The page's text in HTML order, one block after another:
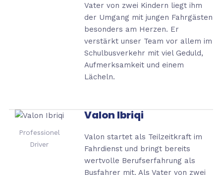
Vater von zwei Kindern liegt ihm
der Umgang mit jungen Fahrgästen
besonders am Herzen. Er
verstärkt unser Team vor allem im
Schulbusverkehr mit viel Geduld,
Aufmerksamkeit und einem
Lächeln.
Professionel
Driver
Valon Ibriqi
Valon startet als Teilzeitkraft im
Fahrdienst und bringt bereits
wertvolle Berufserfahrung als
Busfahrer mit. Als Vater von zwei